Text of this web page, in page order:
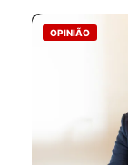
OPINIÃO